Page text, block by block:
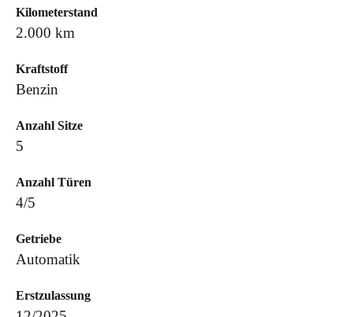
Kilometerstand
2.000 km
Kraftstoff
Benzin
Anzahl Sitze
5
Anzahl Türen
4/5
Getriebe
Automatik
Erstzulassung